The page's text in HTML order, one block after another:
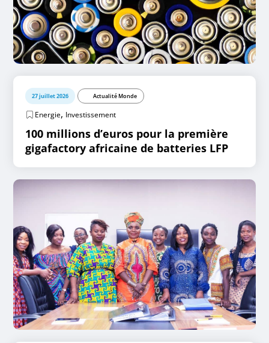
27 juillet 2026 Actualité Monde
Energie, Investissement
100 millions d’euros pour la première
gigafactory africaine de batteries LFP